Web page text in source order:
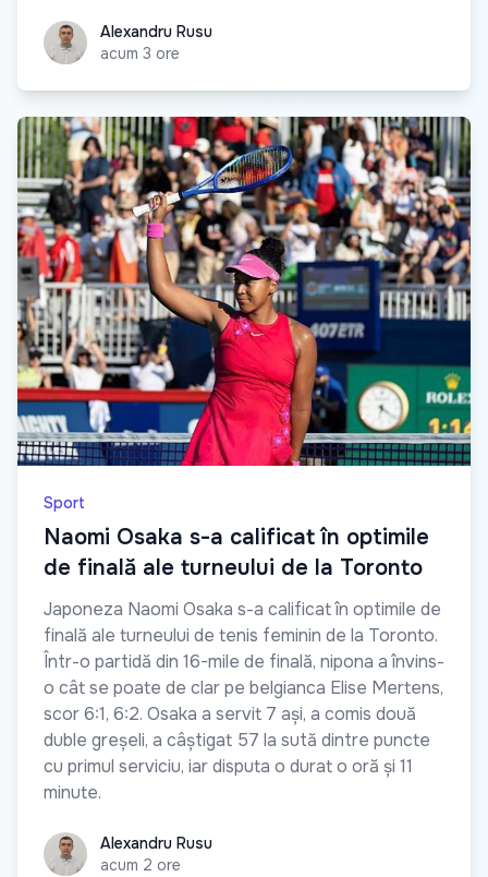
Alexandru Rusu
Alexandru Rusu
acum 3 ore
Sport
Naomi Osaka s-a calificat în optimile
de finală ale turneului de la Toronto
Japoneza Naomi Osaka s-a calificat în optimile de
finală ale turneului de tenis feminin de la Toronto.
Într-o partidă din 16-mile de finală, nipona a învins-
o cât se poate de clar pe belgianca Elise Mertens,
scor 6:1, 6:2. Osaka a servit 7 ași, a comis două
duble greșeli, a câștigat 57 la sută dintre puncte
cu primul serviciu, iar disputa o durat o oră și 11
minute.
Alexandru Rusu
Alexandru Rusu
acum 2 ore